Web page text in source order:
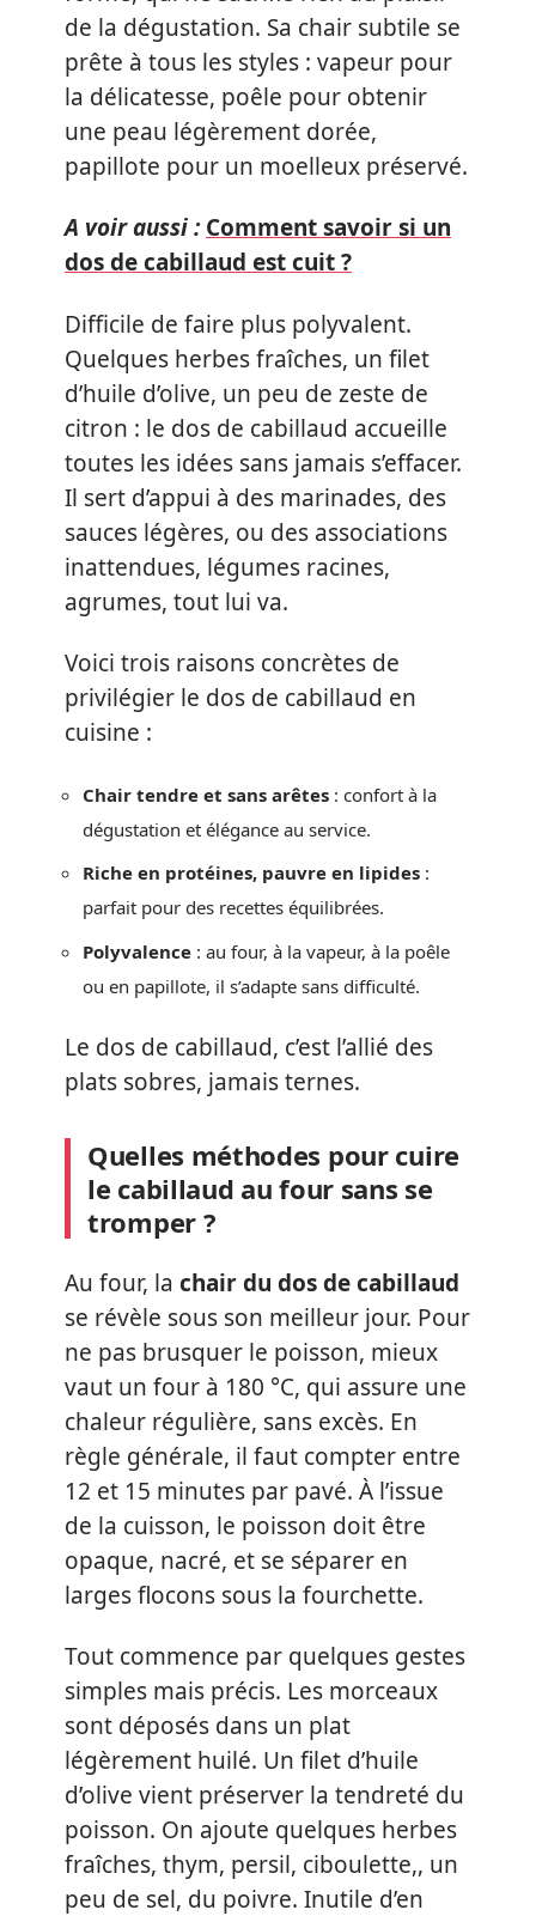
de la dégustation. Sa chair subtile se
prête à tous les styles : vapeur pour
la délicatesse, poêle pour obtenir
une peau légèrement dorée,
papillote pour un moelleux préservé.
A voir aussi : Comment savoir si un
dos de cabillaud est cuit ?
Difficile de faire plus polyvalent.
Quelques herbes fraîches, un filet
d’huile d’olive, un peu de zeste de
citron : le dos de cabillaud accueille
toutes les idées sans jamais s’effacer.
Il sert d’appui à des marinades, des
sauces légères, ou des associations
inattendues, légumes racines,
agrumes, tout lui va.
Voici trois raisons concrètes de
privilégier le dos de cabillaud en
cuisine :
Chair tendre et sans arêtes : confort à la
dégustation et élégance au service.
Riche en protéines, pauvre en lipides :
parfait pour des recettes équilibrées.
Polyvalence : au four, à la vapeur, à la poêle
ou en papillote, il s’adapte sans difficulté.
Le dos de cabillaud, c’est l’allié des
plats sobres, jamais ternes.
Quelles méthodes pour cuire
le cabillaud au four sans se
tromper ?
Au four, la chair du dos de cabillaud
se révèle sous son meilleur jour. Pour
ne pas brusquer le poisson, mieux
vaut un four à 180 °C, qui assure une
chaleur régulière, sans excès. En
règle générale, il faut compter entre
12 et 15 minutes par pavé. À l’issue
de la cuisson, le poisson doit être
opaque, nacré, et se séparer en
larges flocons sous la fourchette.
Tout commence par quelques gestes
simples mais précis. Les morceaux
sont déposés dans un plat
légèrement huilé. Un filet d’huile
d’olive vient préserver la tendreté du
poisson. On ajoute quelques herbes
fraîches, thym, persil, ciboulette,, un
peu de sel, du poivre. Inutile d’en